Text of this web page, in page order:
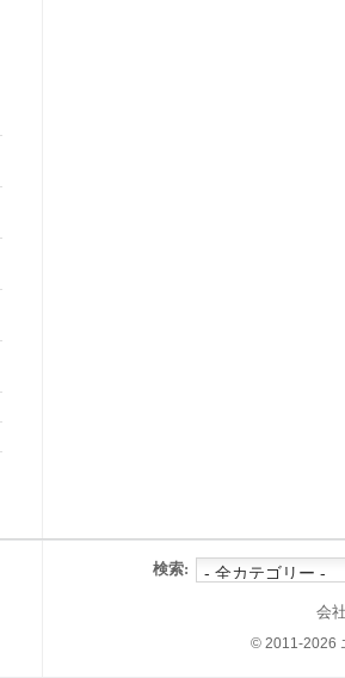
検索:
会
© 2011-2026